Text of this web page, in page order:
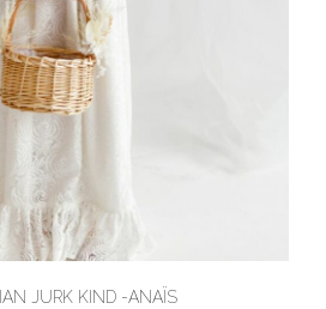
JURK KIND -ANAÏS